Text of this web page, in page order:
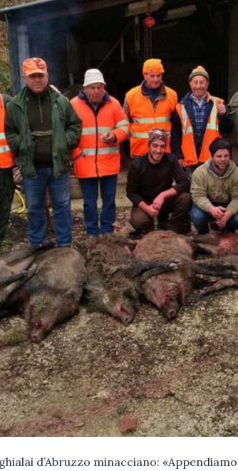
d’Abruzzo minacciano: